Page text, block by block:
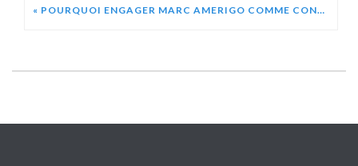
« POURQUOI ENGAGER MARC AMERIGO COMME CONFÉRENCIER ? » CHATGPT